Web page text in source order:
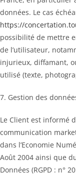
données. Le cas
https://
possibilité de mettre
de l’utilisateur,
injurieux, diffamant,
utilisé (texte,
7. Gestion des
Le Client est informé
communication
dans l’Economie
Août 2004 ainsi que
Données (RGPD : n°